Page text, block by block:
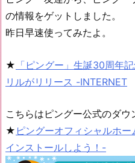
の情報をゲットしました。
昨日早速使ってみたよ。
★ 「ピングー」生誕30周年
リルがリリース -INTERNET
こちらはピングー公式のダウ
★ ピングーオフィシャルホ
インストールしよう！-